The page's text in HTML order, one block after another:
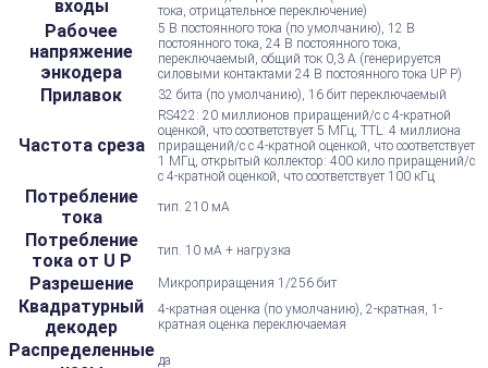
входы
тока, отрицательное переключение)
Рабочее
напряжение
энкодера
5 В постоянного тока (по умолчанию), 12 В
постоянного тока, 24 В постоянного тока,
переключаемый, общий ток 0,3 А (генерируется
силовыми контактами 24 В постоянного тока UP P)
Прилавок 32 бита (по умолчанию), 16 бит переключаемый
Частота среза
RS422: 20 миллионов приращений/с с 4-кратной
оценкой, что соответствует 5 МГц, TTL: 4 миллиона
приращений/с с 4-кратной оценкой, что соответствует
1 МГц, открытый коллектор: 400 кило приращений/с
с 4-кратной оценкой, что соответствует 100 кГц
Потребление
тока
тип. 210 мА
Потребление
тока от U P
тип. 10 мА + нагрузка
Разрешение Микроприращения 1/256 бит
Квадратурный
декодер
4-кратная оценка (по умолчанию), 2-кратная, 1-
кратная оценка переключаемая
Распределенные да